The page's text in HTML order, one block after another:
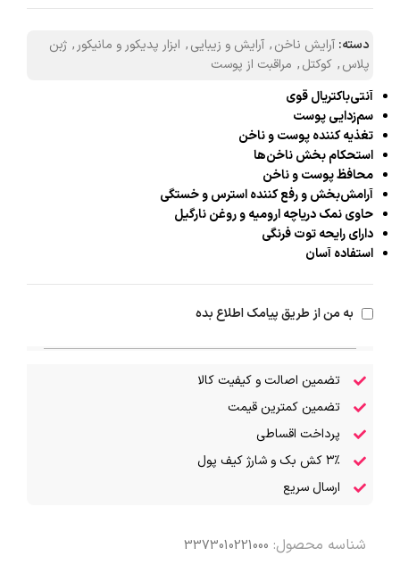
دسته: آرایش ناخن, آرایش و زیبایی, ابزار پدیکور و مانیکور , ژبن
پلاس, کوکتل, مراقبت از پوست
آنتی‌باکتریال قوی
سم‌زدایی پوست
تغذیه کننده پوست و ناخن
استحکام بخش ناخن‌ها
محافظ پوست و ناخن
آرامش‌بخش و رفع کننده استرس و خستگی
حاوی نمک دریاچه ارومیه و روغن نارگیل
دارای رایحه توت فرنگی
استفاده آسان
به من از طریق پیامک اطلاع بده
تضمین اصالت و کیفیت کالا
تضمین کمترین قیمت
پرداخت اقساطی
۳٪ کش بک و شارژ کیف پول
ارسال سریع
شناسه محصول: 3373010221000